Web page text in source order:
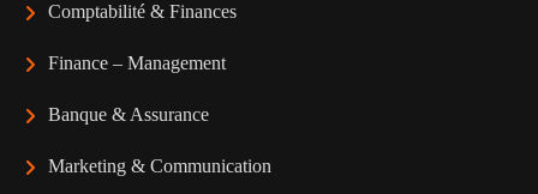
Comptabilité & Finances
Finance – Management
Banque & Assurance
Marketing & Communication